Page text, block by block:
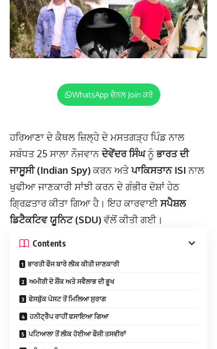
WhatsApp ਚੈਨਲ Join ਕਰੋ
ਹਰਿਆਣਾ ਦੇ ਕੈਥਲ ਜ਼ਿਲ੍ਹੇ ਦੇ ਮਸਤਗੜ੍ਹ ਪਿੰਡ ਨਾਲ
ਸਬੰਧਤ 25 ਸਾਲਾ ਨੌਜਵਾਨਦੇਵੇਂਦਰ ਸਿੰਘਨੂੰਭਾਰਤ ਦੀ
ਜਾਸੂਸੀ (Indian Spy)ਕਰਨ ਅਤੇਪਾਕਿਸਤਾਨ ISIਨਾਲ
ਖੁਫੀਆ ਜਾਣਕਾਰੀ ਸਾਂਝੀ ਕਰਨ ਦੇ ਗੰਭੀਰ ਦੋਸ਼ਾਂ ਹੇਠ
ਗ੍ਰਿਫ਼ਤਾਰ ਕੀਤਾ ਗਿਆ ਹੈ। ਇਹ ਕਾਰਵਾਈਸਪੈਸ਼ਲ
ਡਿਟੈਕਟਿਵ ਯੂਨਿਟ (SDU)ਵੱਲੋਂ ਕੀਤੀ ਗਈ।
Contents
ਭਾਰਤੀ ਫੌਜ ਬਾਰੇ ਲੀਕ ਕੀਤੀ ਜਾਣਕਾਰੀ
ਅਮੀਰੀ ਦੇ ਸ਼ੌਂਕ ਅਤੇ ਸਵੈਲਾਭ ਦੀ ਭੂਖ
ਫੇਸਬੁੱਕ ਪੋਸਟ ਤੋਂ ਮਿਲਿਆ ਸੁਰਾਗ
ਹਨੀਟ੍ਰੈਪ ਰਾਹੀਂ ਫਸਾਇਆ ਗਿਆ
ਪਟਿਆਲਾ ਤੋਂ ਲੀਕ ਹੋਈਆ ਫੌਜੀ ਤਸਵੀਰਾਂ